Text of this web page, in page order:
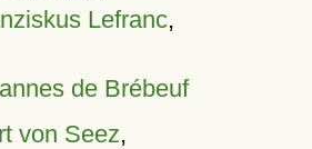
Lefranc,
de Brébeuf
von Seez,